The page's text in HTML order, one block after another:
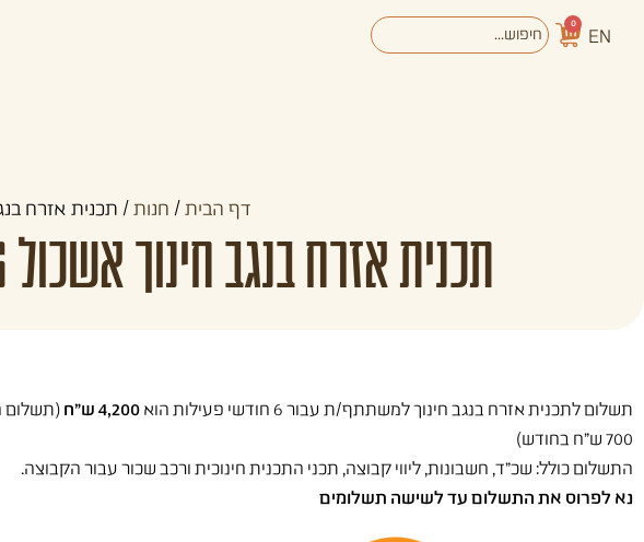
EN
0
דף הבית / חנות / תכנית אזרח בנגב חינוך אשכול
תכנית אזרח בנגב חינוך אשכול 2025-2026 – דמי השתתפות ל-6 חודשים
תשלום לתכנית אזרח בנגב חינוך למשתתף/ת עבור 6 חודשי פעילות הוא 4,200 ש"ח
(תשלום
700 ש"ח בחודש)
התשלום כולל: שכ"ד, חשבונות, ליווי קבוצה, תכני התכנית חינוכית ורכב שכור עבור הקבוצה.
נא לפרוס את התשלום עד לשישה תשלומים